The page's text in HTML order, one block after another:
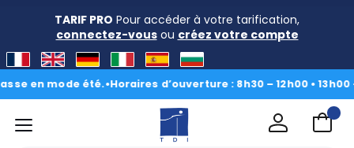
TARIF PRO Pour accéder à votre tarification,
connectez-vousou créez votre compte
en mode été.• Horaires d’ouverture : 8h30 – 12h00 • 13h00 -
menu